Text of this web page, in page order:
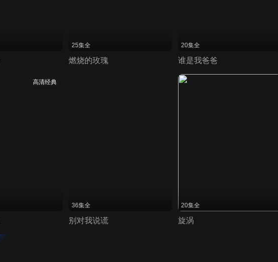
25集全
燃烧的玫瑰
20集全
谁是我爸爸
高清经典
36集全
别对我说谎
20集全
旋涡